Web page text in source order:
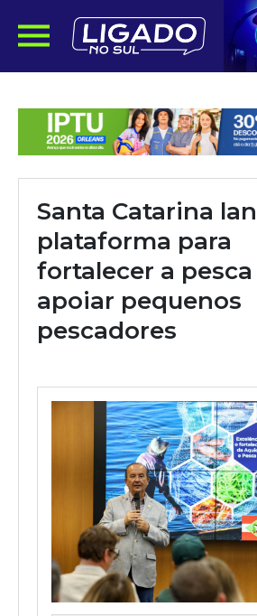
Santa Catarina
plataforma para
fortalecer a pesca
apoiar pequenos
pescadores